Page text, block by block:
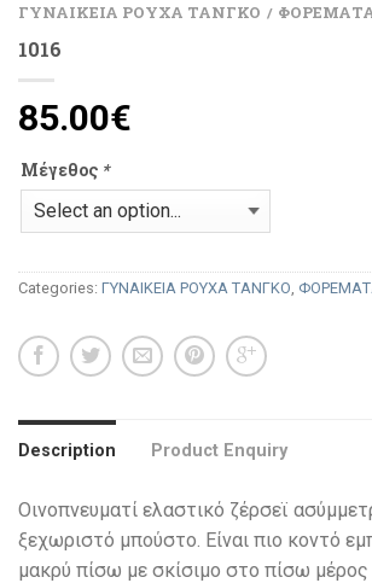
ΓΥΝΑΙΚΕΙΑ ΡΟΥΧΑ ΤΑΝΓΚΟ /
1016
85.00€
Μέγεθος *
Categories: ΓΥΝΑΙΚΕΙΑ ΡΟΥΧΑ ΤΑΝΓΚΟ,
Description Product Enquiry
Οινοπνευματί ελαστικό ζέρσεϊ
ξεχωριστό μπούστο. Είναι πιο κοντό
μακρύ πίσω με σκίσιμο στο πίσω μέρος